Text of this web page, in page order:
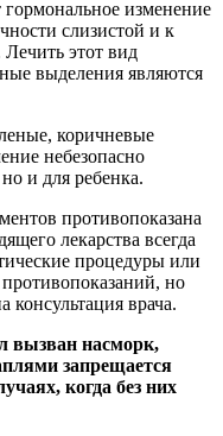
изменение
слизистой и к
этот вид
выделения являются
коричневые
небезопасно
и для ребенка.
противопоказана
лекарства всегда
процедуры или
но
консультация врача.
вызван насморк,
запрещается
когда без них